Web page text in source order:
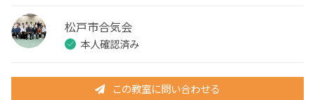
松戸市合気会
本人確認済み
この教室に問い合わせる